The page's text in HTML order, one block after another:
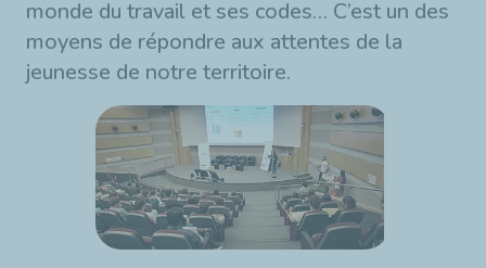
monde du travail et ses codes… C’est un des
moyens de répondre aux attentes de la
jeunesse de notre territoire.